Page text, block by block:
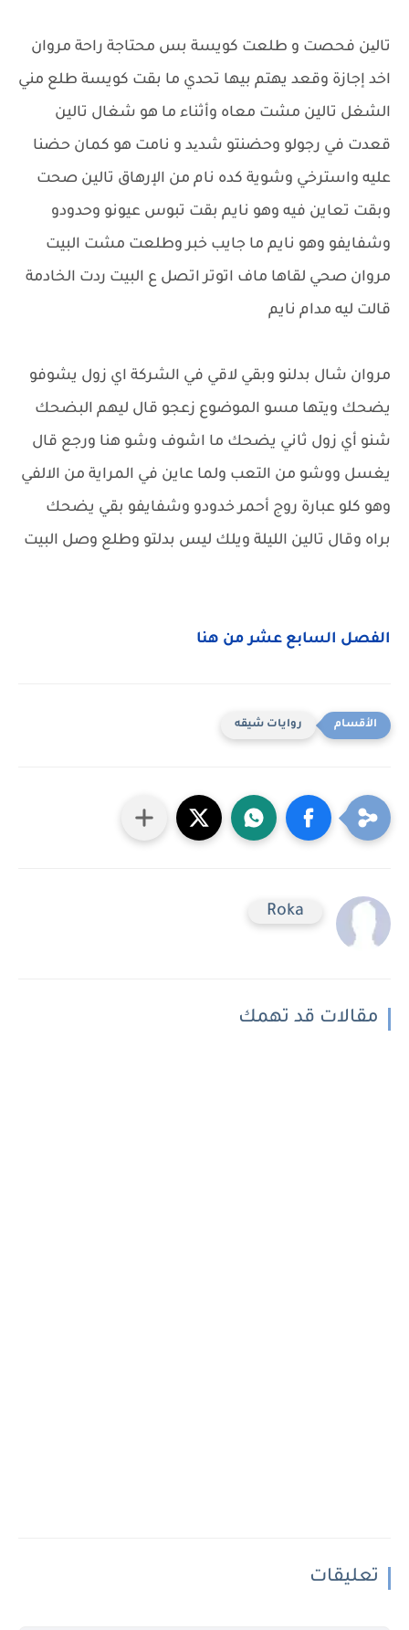
تالین فحصت و طلعت كويسة بس محتاجة راحة مروان
اخد إجازة وقعد يهتم بيها تحدي ما بقت كويسة طلع مني
الشغل تالين مشت معاه وأثناء ما هو شغال تالين
قعدت في رجولو وحضنتو شدید و نامت هو كمان حضنا
عليه واسترخي وشوية كده نام من الإرهاق تالين صحت
وبقت تعاين فيه وهو نايم بقت تبوس عيونو وحدودو
وشفايفو وهو نايم ما جايب خبر وطلعت مشت البيت
مروان صحي لقاها ماف اتوتر اتصل ع البيت ردت الخادمة
قالت ليه مدام نايم
مروان شال بدلنو وبقي لاقي في الشركة اي زول يشوفو
يضحك ويتها مسو الموضوع زعجو قال ليهم البضحك
شنو أي زول ثاني يضحك ما اشوف وشو هنا ورجع قال
يغسل ووشو من التعب ولما عاين في المراية من الالفي
وهو كلو عبارة روج أحمر خدودو وشفايفو بقي يضحك
براه وقال تالين الليلة ويلك ليس بدلتو وطلع وصل البيت
الفصل السابع عشر من هنا
روايات شيقه
Roka
مقالات قد تهمك
تعليقات